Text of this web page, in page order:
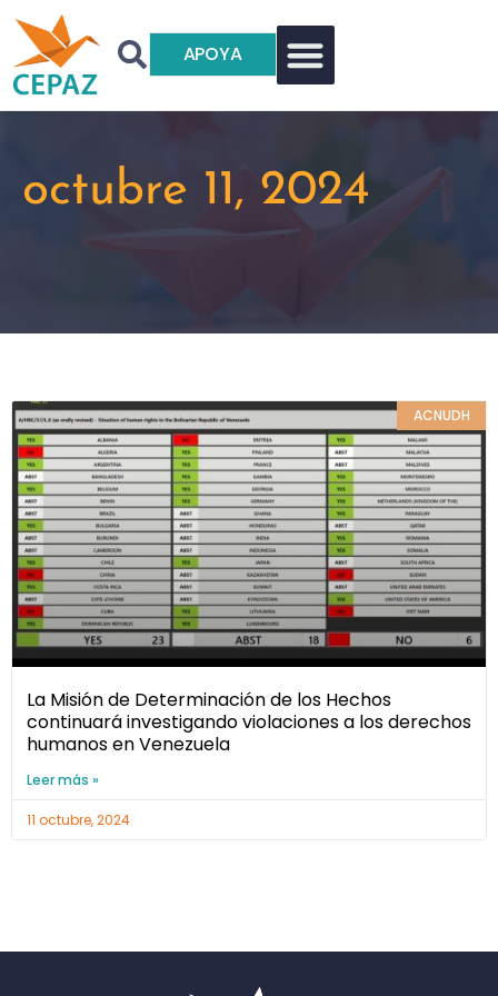
APOYA
octubre 11, 2024
ACNUDH
La Misión de Determinación de los Hechos
continuará investigando violaciones a los derechos
humanos en Venezuela
Leer más »
11 octubre, 2024